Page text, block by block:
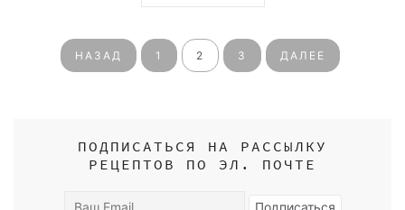
НАЗАД 1 2 3 ДАЛЕЕ
ПОДПИСАТЬСЯ НА РАССЫЛКУ
РЕЦЕПТОВ ПО ЭЛ. ПОЧТЕ
Ваш
Подписаться